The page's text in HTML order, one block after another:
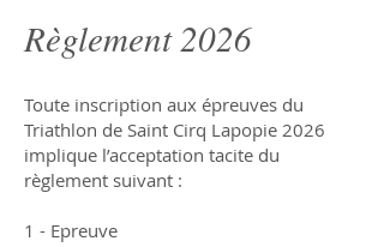
Règlement 2026
Toute inscription aux épreuves du
Triathlon de Saint Cirq Lapopie 2026
implique l’acceptation tacite du
règlement suivant :
1 - Epreuve